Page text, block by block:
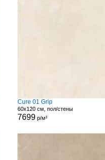
Cure 01 Grip
60x120 см, пол/стены
7699р/м²